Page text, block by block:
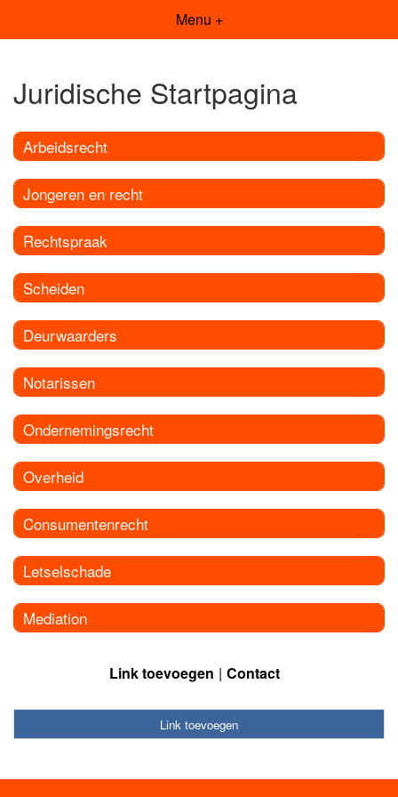
Menu +
Juridische Startpagina
Arbeidsrecht
Jongeren en recht
Rechtspraak
Scheiden
Deurwaarders
Notarissen
Ondernemingsrecht
Overheid
Consumentenrecht
Letselschade
Mediation
Link toevoegen Contact
Link toevoegen